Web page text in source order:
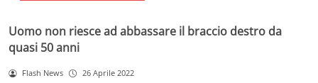
Uomo non riesce ad abbassare il braccio destro da
quasi 50 anni
Flash News 26 Aprile 2022